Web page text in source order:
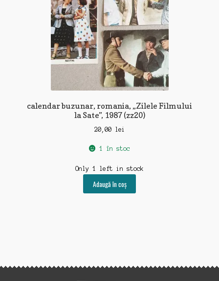
calendar buzunar, romania, „Zilele Filmului
la Sate”, 1987 (zz20)
20,00 lei
1 în stoc
Only 1 left in stock
Adaugă în coș